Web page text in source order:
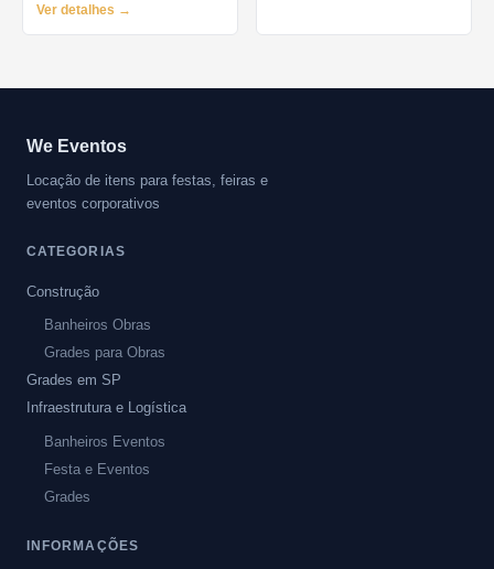
Ver detalhes →
We Eventos
Locação de itens para festas, feiras e
eventos corporativos
CATEGORIAS
Construção
Banheiros Obras
Grades para Obras
Grades em SP
Infraestrutura e Logística
Banheiros Eventos
Festa e Eventos
Grades
INFORMAÇÕES